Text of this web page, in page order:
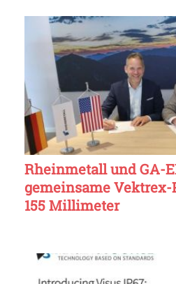
Rheinmetall und GA-
gemeinsame
155 Millimeter